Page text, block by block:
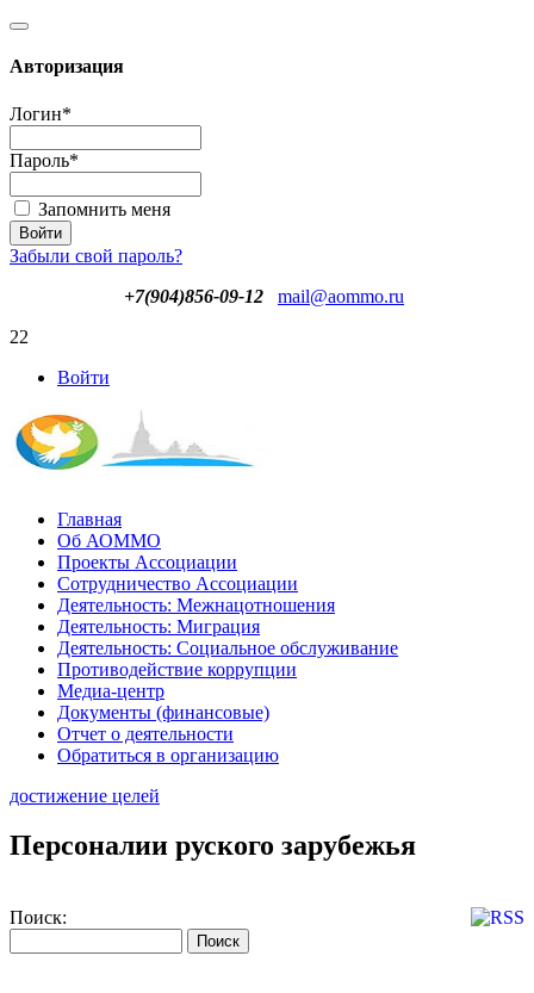
Авторизация
Логин*
Пароль*
Запомнить меня
Забыли свой пароль?
+7(904)856-09-12
mail@aommo.ru
22
Войти
Главная
Об АОММО
Проекты Ассоциации
Сотрудничество Ассоциации
Деятельность: Межнацотношения
Деятельность: Миграция
Деятельность: Социальное обслуживание
Противодействие коррупции
Медиа-центр
Документы (финансовые)
Отчет о деятельности
Обратиться в организацию
достижение целей
Персоналии руского зарубежья
Поиск: